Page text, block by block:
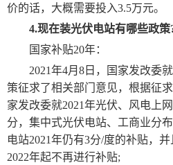
价的话，大概需要投入3.5万元。
4.现在装光伏电站有哪些政策
国家补贴20年：
2021年4月8日，国家发改委
策征求了相关部门意见，根据征
家发改委就2021年光伏、风电上
分，集中式光伏电站、工商业分
电站2021年仍有3分/度的补贴，
2022年起不再进行补贴;